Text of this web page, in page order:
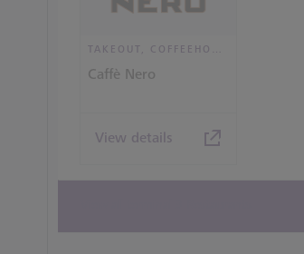
TAKEOUT, COFFEEHOUSE AND CAFÉ
Caffè Nero
View details